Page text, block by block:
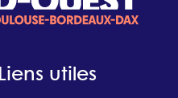
Liens utiles